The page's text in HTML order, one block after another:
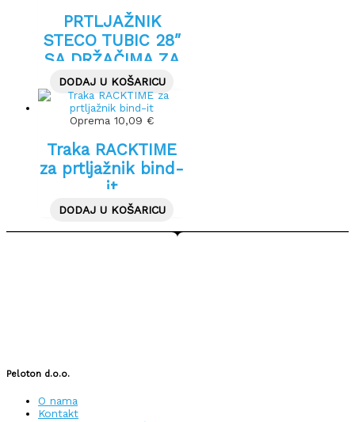
PRTLJAŽNIK
STECO TUBIC 28″
SA DRŽAČIMA ZA
TORBE
DODAJ U KOŠARICU
Oprema 10,09 €
Traka RACKTIME
za prtljažnik bind-
it
DODAJ U KOŠARICU
Peloton d.o.o.
O nama
Kontakt